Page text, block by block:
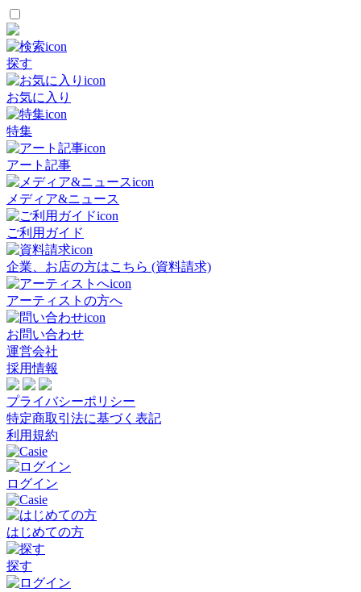
探す
お気に入り
特集
アート記事
メディア&ニュース
ご利用ガイド
企業、お店の方はこちら (資料請求)
アーティストの方へ
お問い合わせ
運営会社
採用情報
プライバシーポリシー
特定商取引法に基づく表記
利用規約
ログイン
はじめての方
探す